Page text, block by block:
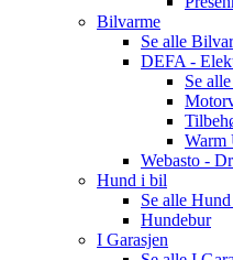
Bilvarme
Se alle
DEFA -
Se alle
Warm
Webasto -
Hund i bil
Se alle
Hundebur
I Garasjen